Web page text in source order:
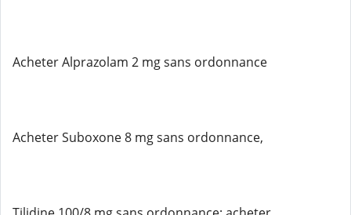
Acheter Alprazolam 2 mg sans ordonnance
Acheter Suboxone 8 mg sans ordonnance,